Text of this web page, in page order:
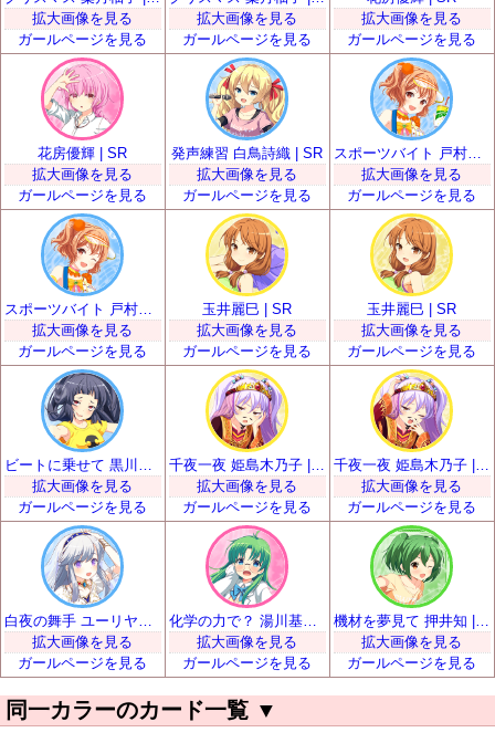
拡大画像を見る
ガールページを見る
拡大画像を見る
ガールページを見る
拡大画像を見る
ガールページを見る
花房優輝 | SR
拡大画像を見る
ガールページを見る
発声練習 白鳥詩織 | SR
拡大画像を見る
ガールページを見る
スポーツバイト 戸村美知留 | SR
拡大画像を見る
ガールページを見る
拡大画像を見る
ガールページを見る
玉井麗巳 | SR
拡大画像を見る
ガールページを見る
玉井麗巳 | SR
拡大画像を見る
ガールページを見る
拡大画像を見る
ガールページを見る
千夜一夜 姫島木乃子 | SR
拡大画像を見る
ガールページを見る
千夜一夜 姫島木乃子 | SR
拡大画像を見る
ガールページを見る
拡大画像を見る
ガールページを見る
化学の力で？ 湯川基世 | SR
拡大画像を見る
ガールページを見る
機材を夢見て 押井知 | SR
拡大画像を見る
ガールページを見る
同一カラーのカード一覧 ▼